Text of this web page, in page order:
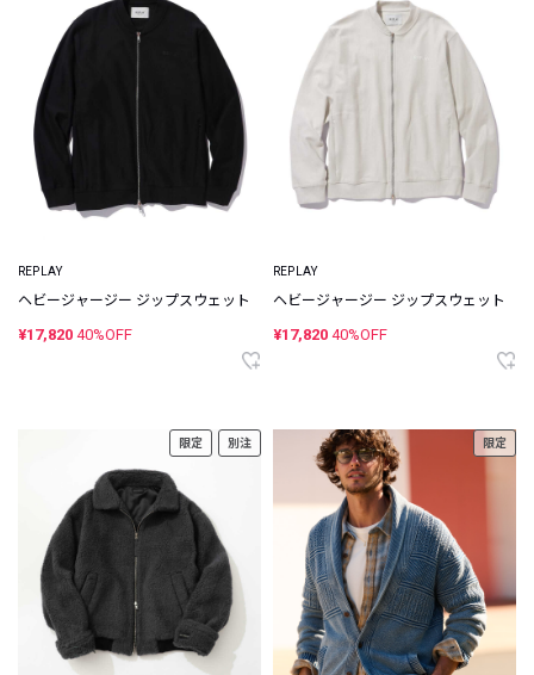
REPLAY
ヘビージャージー ジップスウェット
¥17,820 40%OFF
REPLAY
ヘビージャージー ジップスウェット
¥17,820 40%OFF
限定 別注 限定